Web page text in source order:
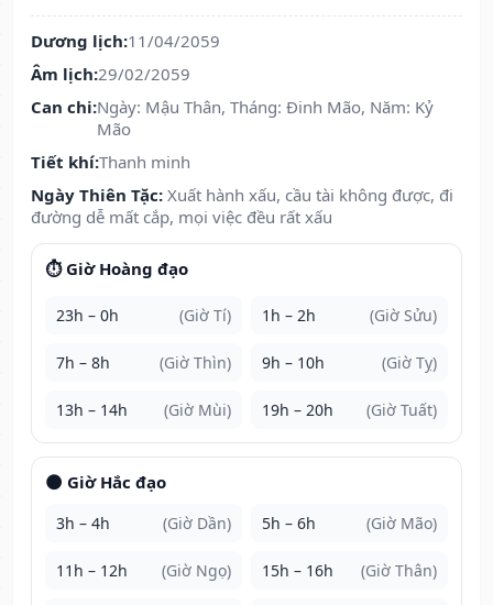
Dương lịch:11/04/2059
Âm lịch:29/02/2059
Can chi:Ngày: Mậu Thân, Tháng: Đinh Mão, Năm: Kỷ
Mão
Tiết khí:Thanh minh
Ngày Thiên Tặc: Xuất hành xấu, cầu tài không được, đi
đường dễ mất cắp, mọi việc đều rất xấu
⏱️ Giờ Hoàng đạo
23h – 0h (Giờ Tí) 1h – 2h (Giờ Sửu)
7h – 8h (Giờ Thìn) 9h – 10h (Giờ Tỵ)
13h – 14h (Giờ Mùi) 19h – 20h (Giờ Tuất)
🌑 Giờ Hắc đạo
3h – 4h (Giờ Dần) 5h – 6h (Giờ Mão)
11h – 12h (Giờ Ngọ) 15h – 16h (Giờ Thân)